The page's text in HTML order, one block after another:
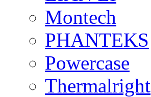
Montech
PHANTEKS
Powercase
Thermalright